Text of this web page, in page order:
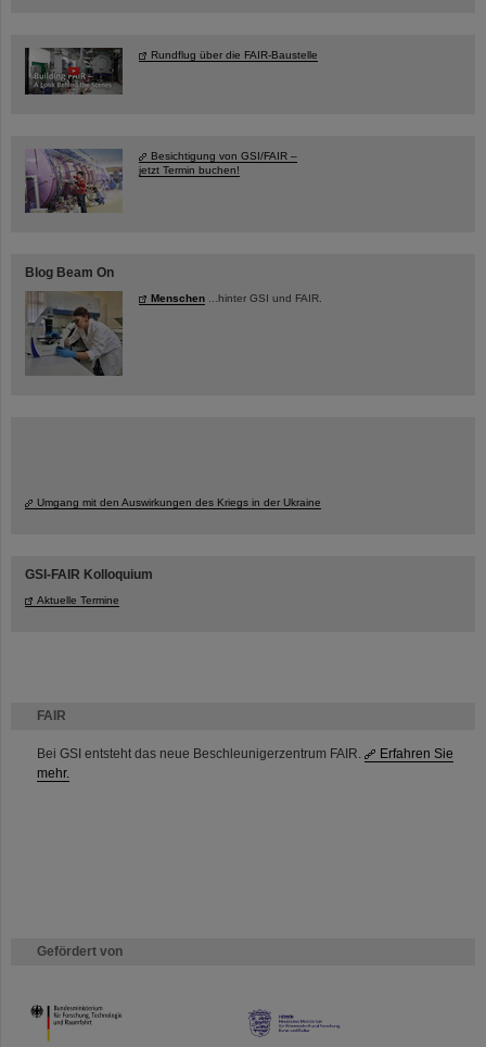
FAIR
Bei GSI entsteht das neue Beschleunigerzentrum FAIR.
Erfahren Sie
mehr.
Gefördert von
HMWK
Rundflug über die FAIR-Baustelle
Besichtigung von GSI/FAIR –
jetzt Termin buchen!
Blog Beam On
Menschen ...hinter GSI und FAIR.
Umgang mit den Auswirkungen des Kriegs in der Ukraine
GSI-FAIR Kolloquium
Aktuelle Termine